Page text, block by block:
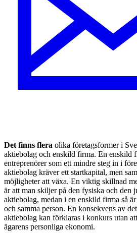
Det finns flera olika företagsformer i
aktiebolag och enskild firma. En enskild
entreprenörer som ett mindre steg in i
aktiebolag kräver ett startkapital, men
möjligheter att växa. En viktig skillnad
är att man skiljer på den fysiska och den
aktiebolag, medan i en enskild firma så
och samma person. En konsekvens av
aktiebolag kan förklaras i konkurs utan
ägarens personliga ekonomi.